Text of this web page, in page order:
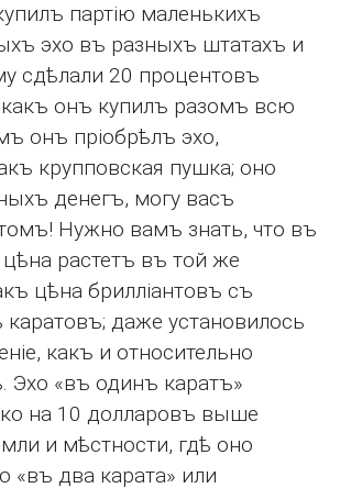
партію маленькихъ
эхо въ разныхъ штатахъ и
сдѣлали 20 процентовъ
онъ купилъ разомъ всю
онъ пріобрѣлъ эхо,
крупповская пушка; оно
денегъ, могу васъ
Нужно вамъ знать, что въ
цѣна растетъ въ той же
цѣна брилліантовъ съ
каратовъ; даже установилось
какъ и относительно
Эхо «въ одинъ каратъ»
на 10 долларовъ выше
и мѣстности, гдѣ оно
«въ два карата» или